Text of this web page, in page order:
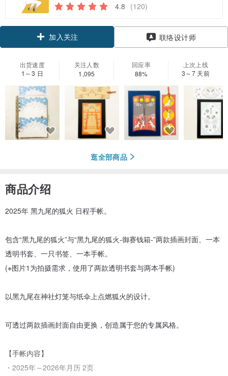
4.8 (120)
加入关注 联络设计师
出货速度
1～3 日
关注人数
1,095
回应率
88%
上次上线
3～7 天前
逛全部商品
商品介绍
2025年 黑九尾的狐火 日程手帐。
包含“黑九尾的狐火”与“黑九尾的狐火-御赛钱箱-”两款插画封面、一本
透明书套、一只书签、一本手帐。
(※图片1为拍摄需求，使用了两款透明书套与两本手帐)
以黑九尾在神社灯笼与纸伞上点燃狐火的设计。
可透过两款插画封面自由更换，创造属于您的专属风格。
【手帐内容】
・2025年～2026年月历 2页